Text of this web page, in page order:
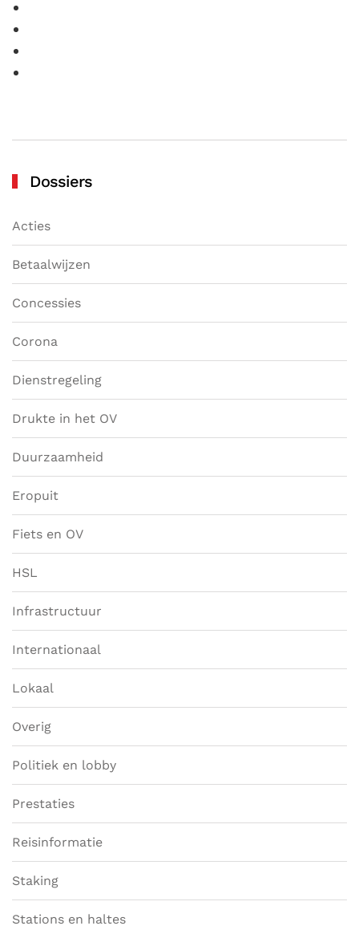
Dossiers
Acties
Betaalwijzen
Concessies
Corona
Dienstregeling
Drukte in het OV
Duurzaamheid
Eropuit
Fiets en OV
HSL
Infrastructuur
Internationaal
Lokaal
Overig
Politiek en lobby
Prestaties
Reisinformatie
Staking
Stations en haltes